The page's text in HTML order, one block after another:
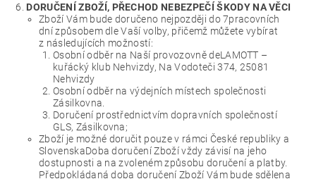
DORUČENÍ ZBOŽÍ, PŘECHOD NEBEZPEČÍ ŠKODY NA VĚCI
Zboží Vám bude doručeno nejpozději do 7pracovních
dní způsobem dle Vaší volby, přičemž můžete vybírat
z následujících možností:
Osobní odběr na Naší provozovně deLAMOTT –
kuřácký klub Nehvizdy, Na Vodoteči 374, 25081
Nehvizdy
Osobní odběr na výdejních místech společnosti
Zásilkovna.
Doručení prostřednictvím dopravních společností
GLS, Zásilkovna;
Zboží je možné doručit pouze v rámci České republiky a
SlovenskaDoba doručení Zboží vždy závisí na jeho
dostupnosti a na zvoleném způsobu doručení a platby.
Předpokládaná doba doručení Zboží Vám bude sdělena